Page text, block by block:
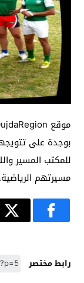
بوجدة على
للمكتب المسير
مسيرتهم الرياضية.
رابط مختصر